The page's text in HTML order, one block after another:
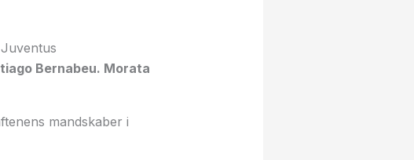
Bernabeu. Morata
mandskaber i